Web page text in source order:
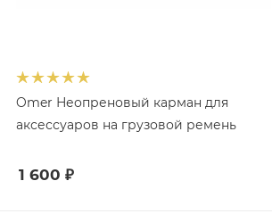
Omer Неопреновый карман для
аксессуаров на грузовой ремень
1 600 ₽